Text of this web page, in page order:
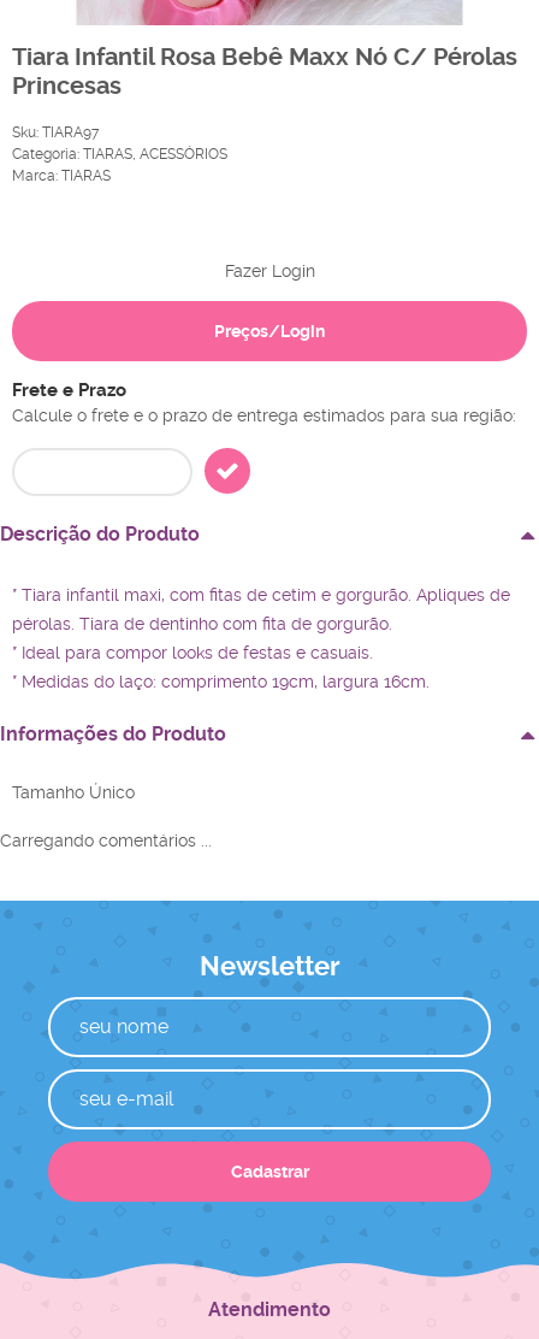
Tiara Infantil Rosa Bebê Maxx Nó C/ Pérolas
Princesas
Sku: TIARA97
Categoria: TIARAS, ACESSÓRIOS
Marca: TIARAS
Fazer Login
Preços/Login
Frete e Prazo
Calcule o frete e o prazo de entrega estimados para sua região:
Descrição do Produto
* Tiara infantil maxi, com fitas de cetim e gorgurão. Apliques de
pérolas. Tiara de dentinho com fita de gorgurão.
* Ideal para compor looks de festas e casuais.
* Medidas do laço: comprimento 19cm, largura 16cm.
Informações do Produto
Tamanho Único
Carregando comentários ...
Newsletter
Cadastrar
Atendimento